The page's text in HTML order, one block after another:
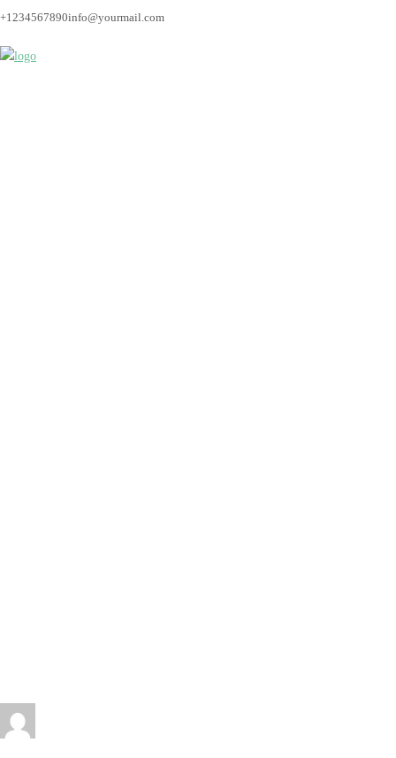
+1234567890info@yourmail.com